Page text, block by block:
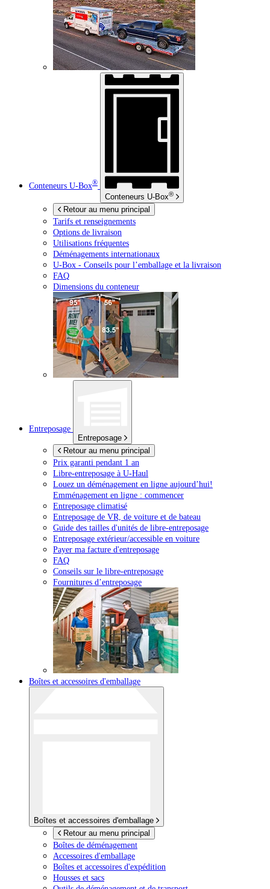
Conteneurs U-Box®
Conteneurs U-Box®
Retour au menu principal
Tarifs et renseignements
Options de livraison
Utilisations fréquentes
Déménagements internationaux
U-Box - Conseils pour l’emballage et la livraison
FAQ
Dimensions du conteneur
Entreposage
Entreposage
Retour au menu principal
Prix garanti pendant 1 an
Libre-entreposage à U-Haul
Louez un déménagement en ligne aujourd’hui!
Emménagement en ligne : commencer
Entreposage climatisé
Entreposage de VR, de voiture et de bateau
Guide des tailles d'unités de libre-entreposage
Entreposage extérieur/accessible en voiture
Payer ma facture d'entreposage
FAQ
Conseils sur le libre-entreposage
Fournitures d’entreposage
Boîtes et accessoires d'emballage
Boîtes et accessoires d'emballage
Retour au menu principal
Boîtes de déménagement
Accessoires d'emballage
Boîtes et accessoires d'expédition
Housses et sacs